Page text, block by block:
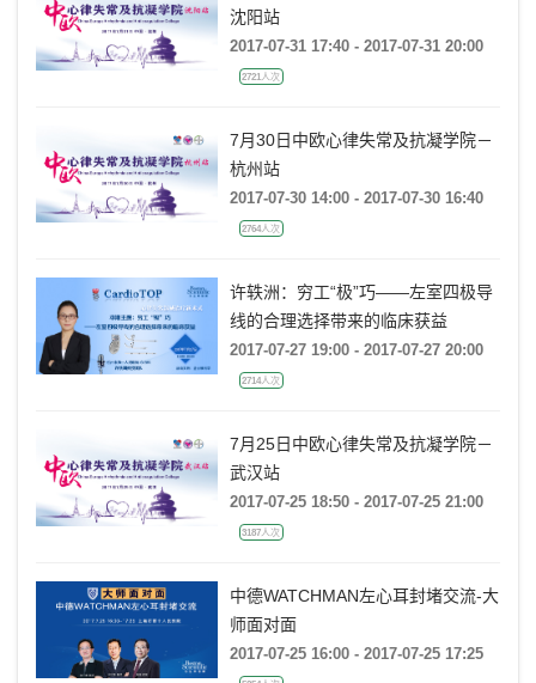
沈阳站
2017-07-31 17:40 - 2017-07-31 20:00
2721人次
7月30日中欧心律失常及抗凝学院－
杭州站
2017-07-30 14:00 - 2017-07-30 16:40
2764人次
许轶洲：穷工“极”巧——左室四极导
线的合理选择带来的临床获益
2017-07-27 19:00 - 2017-07-27 20:00
2714人次
7月25日中欧心律失常及抗凝学院－
武汉站
2017-07-25 18:50 - 2017-07-25 21:00
3187人次
中德WATCHMAN左心耳封堵交流-大
师面对面
2017-07-25 16:00 - 2017-07-25 17:25